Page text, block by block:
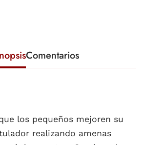
Comentarios
los pequeños mejoren su
realizando amenas